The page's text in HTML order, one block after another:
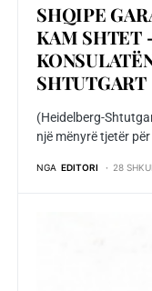
SHQIPE
KAM SHTET
SHTUTGART
(Heidelberg-
një mënyrë tjetër
NGA EDITORI 28